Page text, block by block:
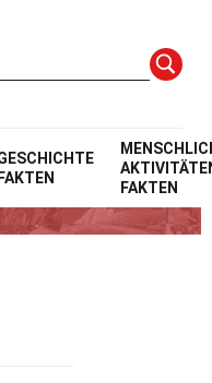
FAKTEN
FAKTEN